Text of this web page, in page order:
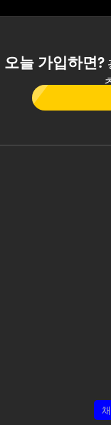
오늘 가입하면?